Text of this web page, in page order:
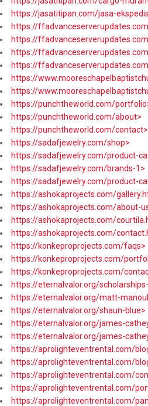
https://jasatitipan.com/jasa-
https://
https://
https://
https://
https://
https://
https://punchtheworld.com/
https://punchtheworld.com/about>
https://punchtheworld.com/contact>
https://sadafjewelry.com/shop>
https://sadafjewelry.com/product-
https://sadafjewelry.com/brands-1>
https://sadafjewelry.com/product-
https://ashokaprojects.com/
https://ashokaprojects.com/about-
https://ashokaprojects.com/
https://ashokaprojects.com/
https://konkeproprojects.com/faqs>
https://konkeproprojects.com/
https://konkeproprojects.com/
https://eternalvalor.org/
https://eternalvalor.org/matt-
https://eternalvalor.org/shaun-blue>
https://eternalvalor.org/james-
https://eternalvalor.org/james-
https://aprolighteventrental.com/
https://aprolighteventrental.com/
https://aprolighteventrental.com/
https://aprolighteventrental.com/
https://aprolighteventrental.com/